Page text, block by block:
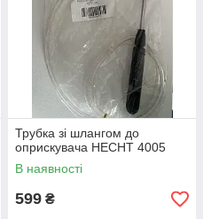
Трубка зі шлангом до
оприскувача HECHT 4005
В наявності
599 ₴